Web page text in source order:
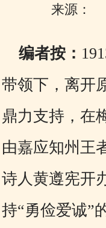
来源：
编者按：
带领下，离开
鼎力支持，在
由嘉应知州王
诗人黄遵宪开
持“勇俭爱诚”